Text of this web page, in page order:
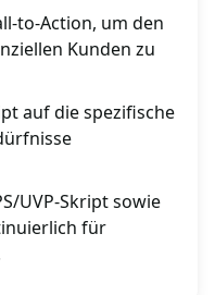
to-Action, um den
Kunden zu
auf die spezifische
UVP-Skript sowie
für